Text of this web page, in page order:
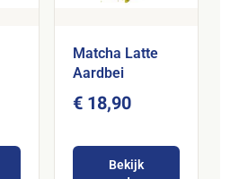
Matcha Latte
Aardbei
€ 18,90
Bekijk